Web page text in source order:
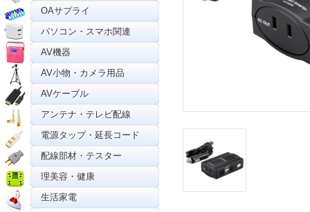
OAサプライ
パソコン・スマホ関連
AV機器
AV小物・カメラ用品
AVケーブル
アンテナ・テレビ配線
電源タップ・延長コード
配線部材・テスター
理美容・健康
生活家電